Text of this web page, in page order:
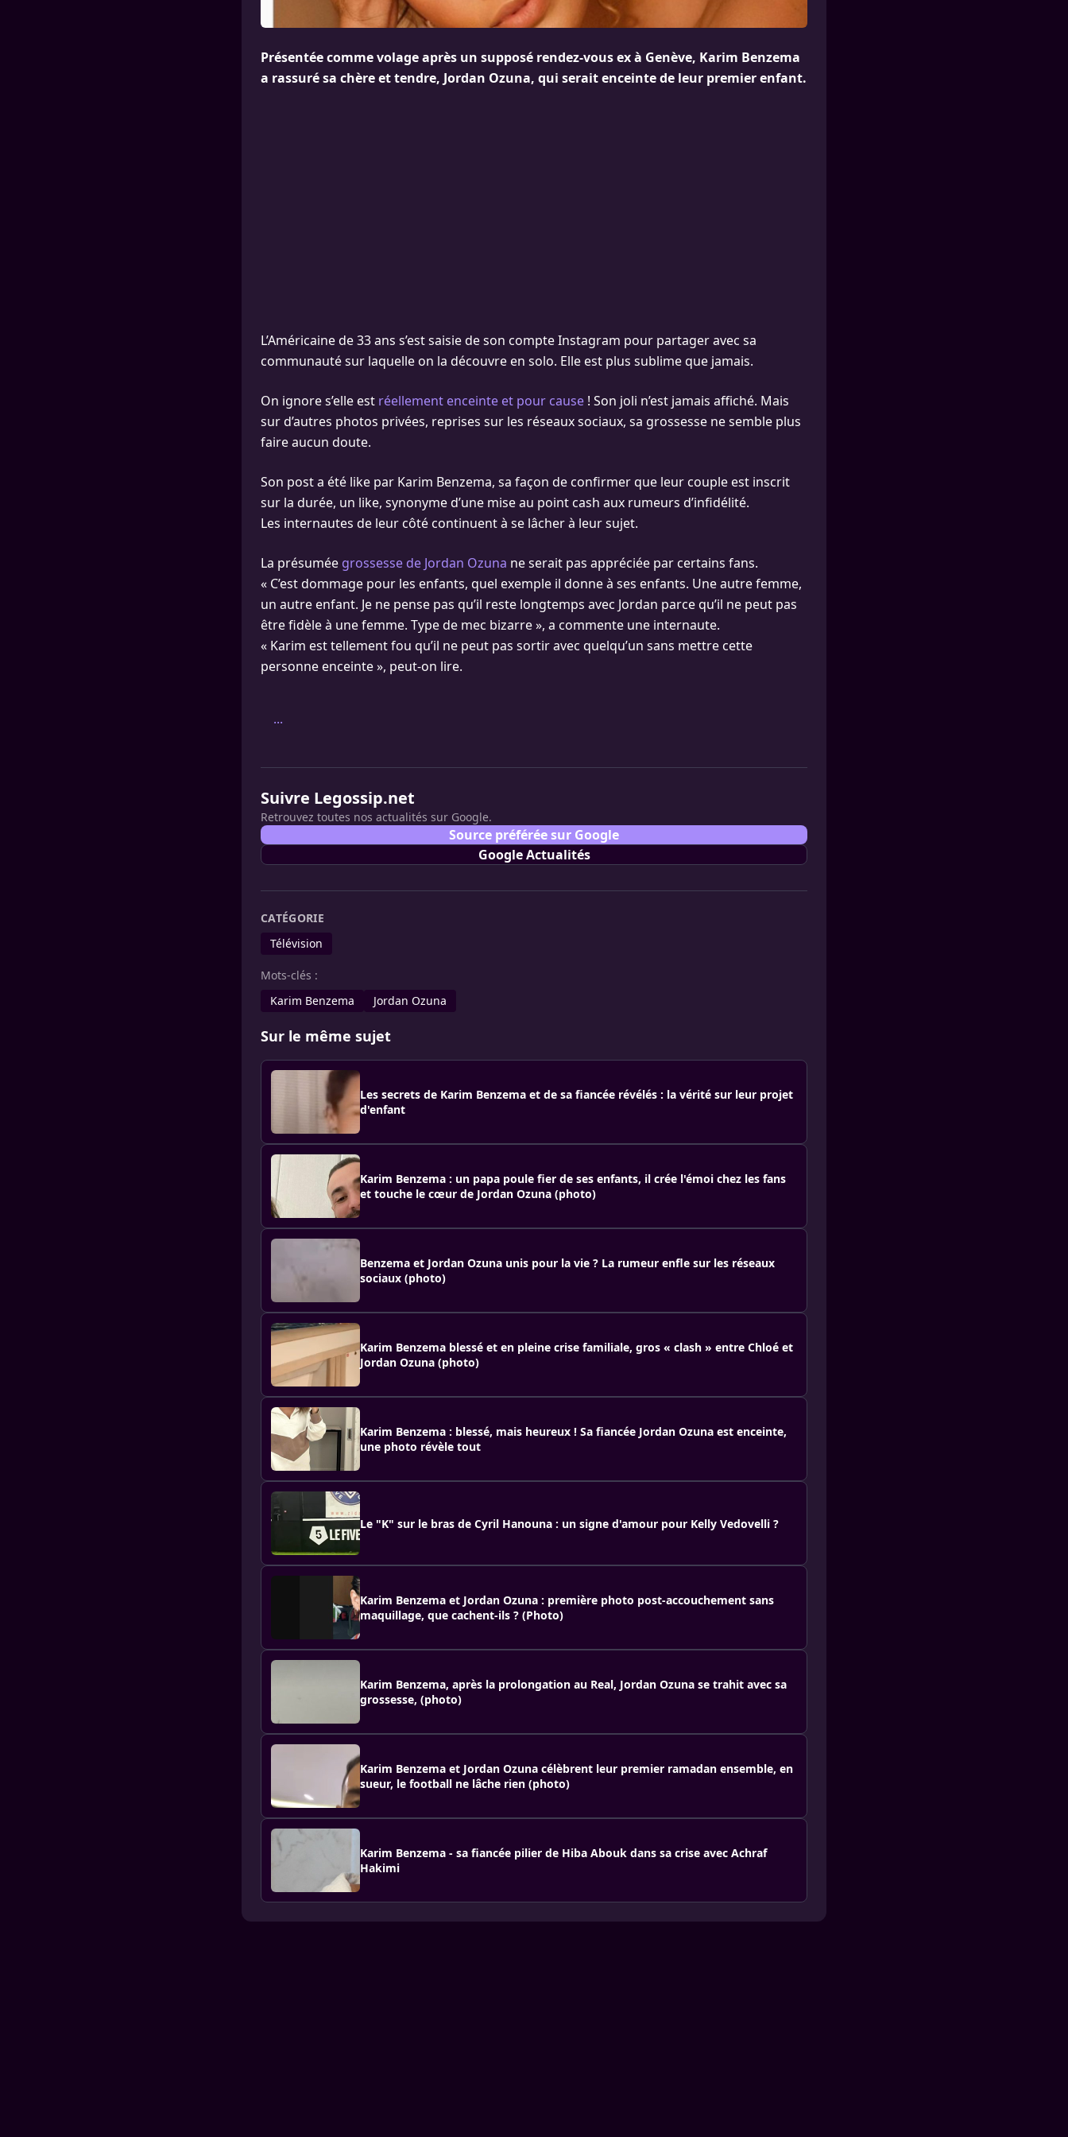
Présentée comme volage après un supposé rendez-vous ex à Genève, Karim Benzema
a rassuré sa chère et tendre, Jordan Ozuna, qui serait enceinte de leur premier enfant.
L’Américaine de 33 ans s’est saisie de son compte Instagram pour partager avec sa
communauté sur laquelle on la découvre en solo. Elle est plus sublime que jamais.
On ignore s’elle est réellement enceinte et pour cause ! Son joli n’est jamais affiché. Mais
sur d’autres photos privées, reprises sur les réseaux sociaux, sa grossesse ne semble plus
faire aucun doute.
Son post a été like par Karim Benzema, sa façon de confirmer que leur couple est inscrit
sur la durée, un like, synonyme d’une mise au point cash aux rumeurs d’infidélité.
Les internautes de leur côté continuent à se lâcher à leur sujet.
La présumée grossesse de Jordan Ozuna ne serait pas appréciée par certains fans.
« C’est dommage pour les enfants, quel exemple il donne à ses enfants. Une autre femme,
un autre enfant. Je ne pense pas qu’il reste longtemps avec Jordan parce qu’il ne peut pas
être fidèle à une femme. Type de mec bizarre », a commente une internaute.
« Karim est tellement fou qu’il ne peut pas sortir avec quelqu’un sans mettre cette
personne enceinte », peut-on lire.
...
Suivre Legossip.net
Retrouvez toutes nos actualités sur Google.
Source préférée sur Google
Google Actualités
CATÉGORIE
Télévision
Mots-clés :
Karim Benzema
Jordan Ozuna
Sur le même sujet
Les secrets de Karim Benzema et de sa fiancée révélés : la vérité sur leur projet
d'enfant
Karim Benzema : un papa poule fier de ses enfants, il crée l'émoi chez les fans
et touche le cœur de Jordan Ozuna (photo)
Benzema et Jordan Ozuna unis pour la vie ? La rumeur enfle sur les réseaux
sociaux (photo)
Karim Benzema blessé et en pleine crise familiale, gros « clash » entre Chloé et
Jordan Ozuna (photo)
Karim Benzema : blessé, mais heureux ! Sa fiancée Jordan Ozuna est enceinte,
une photo révèle tout
Le "K" sur le bras de Cyril Hanouna : un signe d'amour pour Kelly Vedovelli ?
Karim Benzema et Jordan Ozuna : première photo post-accouchement sans
maquillage, que cachent-ils ? (Photo)
Karim Benzema, après la prolongation au Real, Jordan Ozuna se trahit avec sa
grossesse, (photo)
Karim Benzema et Jordan Ozuna célèbrent leur premier ramadan ensemble, en
sueur, le football ne lâche rien (photo)
Karim Benzema - sa fiancée pilier de Hiba Abouk dans sa crise avec Achraf
Hakimi